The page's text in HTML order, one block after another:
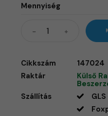
Mennyiség
Cikkszám
147024
Raktár
Külső
Szállítás